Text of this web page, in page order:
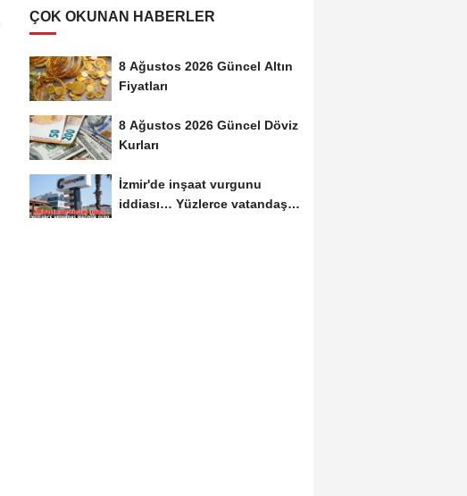
ÇOK OKUNAN HABERLER
8 Ağustos 2026 Güncel Altın
Fiyatları
8 Ağustos 2026 Güncel Döviz
Kurları
İzmir'de inşaat vurgunu
iddiası… Yüzlerce vatandaş